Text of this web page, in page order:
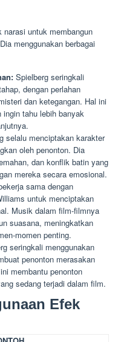
narasi untuk membangun
menggunakan berbagai
Spielberg seringkali
dengan perlahan
dan ketegangan. Hal ini
ingin tahu lebih banyak
selalu menciptakan karakter
oleh penonton. Dia
dan konflik batin yang
mereka secara emosional.
sama dengan
untuk menciptakan
Musik dalam film-filmnya
suasana, meningkatkan
momen penting.
seringkali menggunakan
penonton merasakan
membantu penonton
sedang terjadi dalam film.
Efek